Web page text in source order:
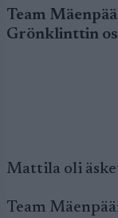
Team
Grönklinttin
Mattila oli
Team